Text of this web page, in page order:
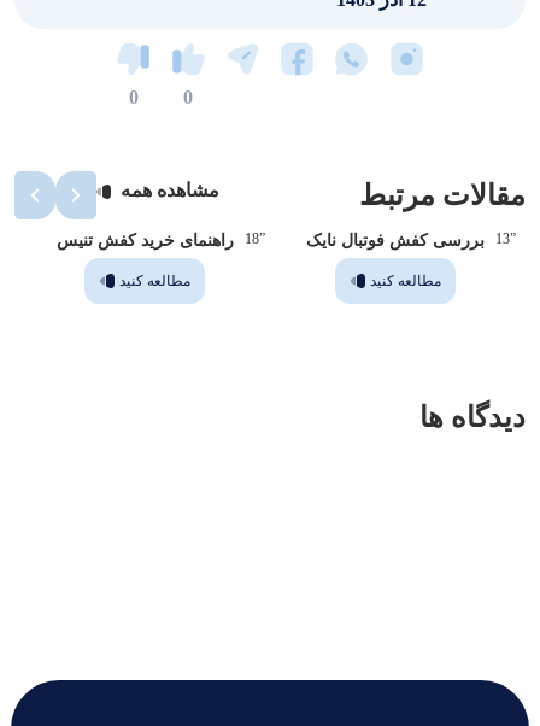
0
0
مقالات مرتبط مشاهده همه
بررسی کفش فوتبال نایک
مطالعه کنید
راهنمای خرید کفش تنیس
مطالعه کنید
دیدگاه ها